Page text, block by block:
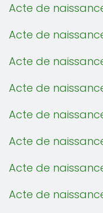
Acte de
Acte de
Acte de
Acte de naissance
Acte de naissance
Acte de
Acte de
Acte de